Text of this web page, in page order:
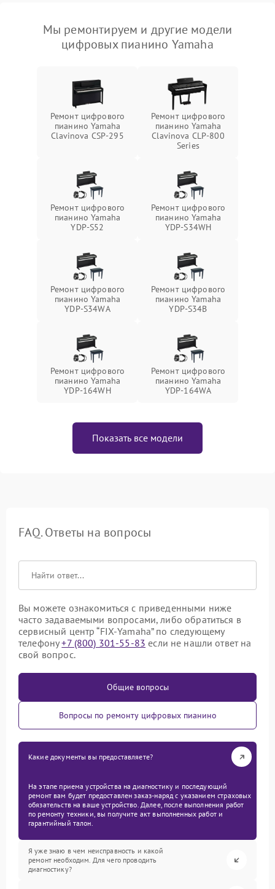
Мы ремонтируем и другие модели
цифровых пианино Yamaha
Ремонт цифрового
пианино Yamaha
Clavinova CSP-295
Ремонт цифрового
пианино Yamaha
Clavinova CLP-800
Series
Ремонт цифрового
пианино Yamaha
YDP-S52
Ремонт цифрового
пианино Yamaha
YDP-S34WH
Ремонт цифрового
пианино Yamaha
YDP-S34WA
Ремонт цифрового
пианино Yamaha
YDP-S34B
Ремонт цифрового
пианино Yamaha
YDP-164WH
Ремонт цифрового
пианино Yamaha
YDP-164WA
Показать все модели
FAQ. Ответы на вопросы
Вы можете ознакомиться с приведенными ниже
часто задаваемыми вопросами, либо обратиться в
сервисный центр “FIX-Yamaha” по следующему
телефону+7 (800) 301-55-83 если не нашли ответ на
свой вопрос.
Общие вопросы
Вопросы по ремонту цифровых пианино
Какие документы вы предоставляете?
На этапе приема устройства на диагностику и последующий
ремонт вам будет предоставлен заказ-наряд с указанием страховых
обязательств на ваше устройство. Далее, после выполнения работ
по ремонту техники, вы получите акт выполненных работ и
гарантийный талон.
Я уже знаю в чем неисправность и какой
ремонт необходим. Для чего проводить
диагностику?